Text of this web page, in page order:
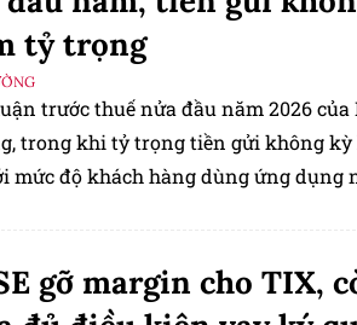
tỷ trọng
trước thuế nửa đầu năm 2026 của
trong khi tỷ trọng tiền gửi không kỳ
mức độ khách hàng dùng ứng dụng
gỡ margin cho TIX,